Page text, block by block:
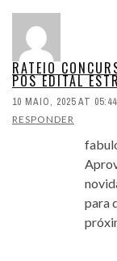
RATEIO
POS EDITAL
10 MAIO, 2025 AT 05:44
RESPONDER
para